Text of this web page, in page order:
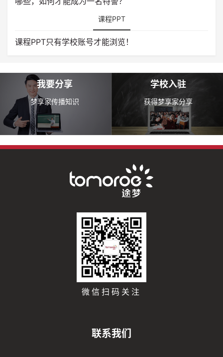
课程PPT
课程PPT只有学校账号才能浏览！
我要分享
梦享家传播知识
学校入驻
获得梦享家分享
微信扫码关注
联系我们